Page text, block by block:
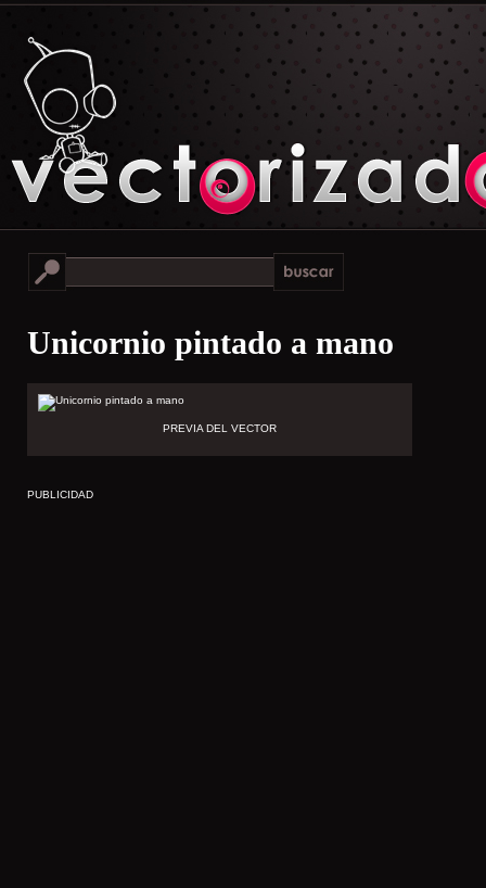
Unicornio pintado a mano
PREVIA DEL VECTOR
PUBLICIDAD